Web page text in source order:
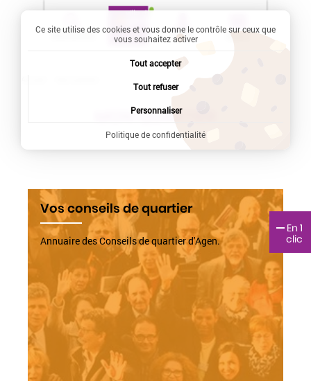
Recherche Profil Menu
En 1
clic
MON QUARTIER
Vos conseils de quartier
Annuaire des Conseils de quartier d'Agen.
Ce site utilise des cookies et vous donne le contrôle sur ceux que
vous souhaitez activer
Tout accepter
Tout refuser
Personnaliser
Politique de confidentialité